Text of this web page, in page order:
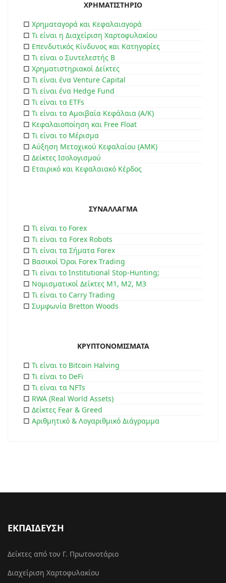
ΧΡΗΜΑΤΙΣΤΗΡΙΟ
□ Χρηματαγορά και Κεφαλαιαγορά
□ Τι είναι η Διαχείριση Χαρτοφυλακίου
□ Επενδυτικός Κίνδυνος και Κατηγορίες
□ Τι είναι ο Συντελεστής Β
□ Χρηματιστηριακοί Δείκτες
□ Τι είναι ένα Venture Capital
□ Τι είναι ένα Hedge Fund
□ Τι είναι τα ETFs
□ Τι είναι τα Αμοιβαία Κεφάλαια (Α/Κ)
□ Κεφαλαιοποίηση και Free Float
□ Τι είναι το Μέρισμα
□ Αύξηση Μετοχικού Κεφαλαίου (ΑΜΚ)
□ Δείκτες Ισολογισμού
□ Εταιρικό και Κεφαλαιακό Κέρδος
ΣΥΝΑΛΛΑΓΜΑ
□ Τι είναι το Forex
□ Τι είναι τα Forex Robots
□ Τι είναι τα Σήματα Forex
□ Βασικοί Όροι Forex Trading
□ Τι είναι το Institutional Stop-Hunting;
□ Νομισματικοί Δείκτες Μ1, Μ2, Μ3
□ Τι είναι το Carry Trading
□ Συμφωνία Bretton Woods
ΚΡΥΠΤΟΝΟΜΙΣΜΑΤΑ
□ Τι είναι το Bitcoin Halving
□ Τι είναι το DeFi
□ Τι είναι τα NFTs
□ RWA (Real World Assets)
□ Δείκτες Fear & Greed
□ Αριθμητικό & Λογαριθμικό Διάγραμμα
ΕΚΠΑΙΔΕΥΣΗ
Δείκτες από τον Γ. Πρωτονοτάριο
Διαχείριση Χαρτοφυλακίου